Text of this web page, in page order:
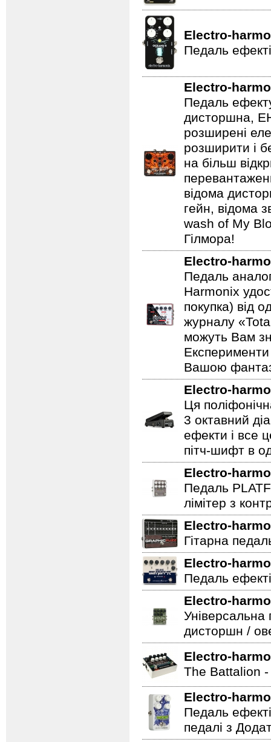
Electro-
Педаль
Electro-
Педаль
дисторшна,
розширені
розширити і
на більш
відома
гейн, відома
wash of My
Гілмора!
Electro-
Педаль
Harmonix
покупка) від
журналу
можуть Вам
Вашою
Electro-
Ця
3 октавний
ефекти і все
пітч-шифт в
Electro-
Педаль
лімітер з
Electro-
Гітарна
Electro-
Педаль
Electro-
Універсальна
дисторшн /
Electro-
The Battalion -
Electro-
Педаль
педалі з